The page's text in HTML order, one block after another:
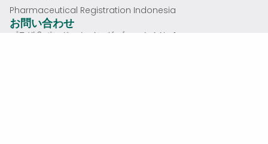
Pharmaceutical Registration Indonesia
お問い合わせ
プラザ 3 ポンドック インダ ブロック A No 1